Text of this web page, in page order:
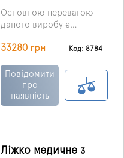
Основною перевагою
даного виробу є
автоматичні функції, що
умови для пацієнта та
догляду за ним у період
реабілітації та
лікування.
33280 грн Код: 8784
Повідомити
про
наявність
Ліжко медичне з